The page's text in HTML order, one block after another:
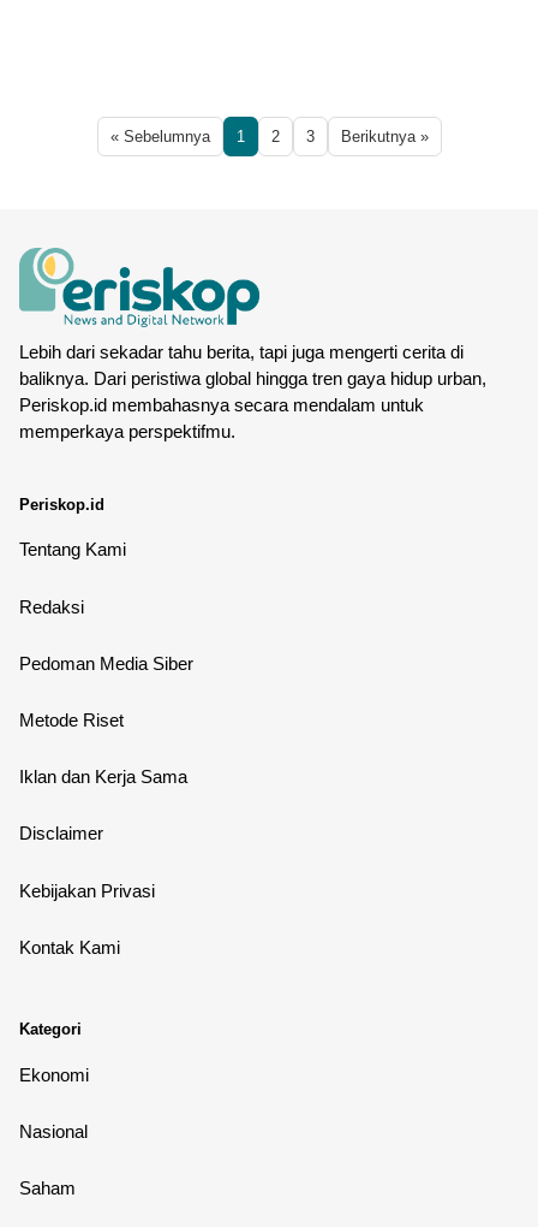
« Sebelumnya 1 2 3 Berikutnya »
Lebih dari sekadar tahu berita, tapi juga mengerti cerita di
baliknya. Dari peristiwa global hingga tren gaya hidup urban,
Periskop.id membahasnya secara mendalam untuk
memperkaya perspektifmu.
Periskop.id
Tentang Kami
Redaksi
Pedoman Media Siber
Metode Riset
Iklan dan Kerja Sama
Disclaimer
Kebijakan Privasi
Kontak Kami
Kategori
Ekonomi
Nasional
Saham